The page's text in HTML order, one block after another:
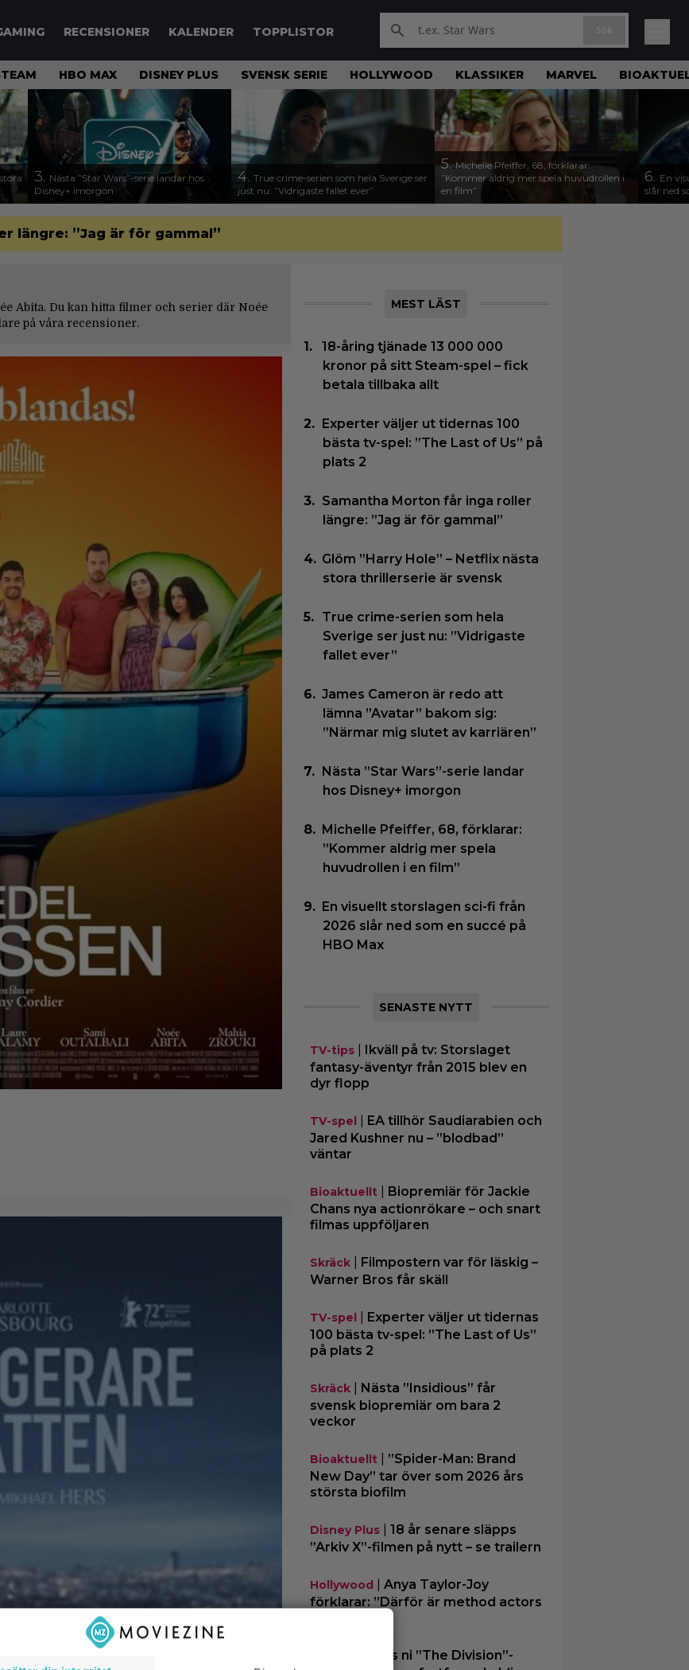
RECENSIONER KALENDER TOPPLISTOR
HBO MAX DISNEY PLUS SVENSK SERIE HOLLYWOOD KLASSIKER MARVEL
3. Nästa ”Star Wars”-serie landar hos
Disney+ imorgon
4. True crime-serien som hela Sverige ser
just nu: ”Vidrigaste fallet ever”
5.Michelle Pfeiffer, 68, förklarar:
”Kommer aldrig mer spela huvudrollen i
en film”
6. En
slår ned
längre: ”Jag är för gammal”
Abita. Du kan hitta filmer och serier där Noée
på våra recensioner.
MEST LÄST
18-åring tjänade 13 000 000
kronor på sitt Steam-spel – fick
betala tillbaka allt
Experter väljer ut tidernas 100
bästa tv-spel: ”The Last of Us” på
plats 2
Samantha Morton får inga roller
längre: ”Jag är för gammal”
Glöm ”Harry Hole” – Netflix nästa
stora thrillerserie är svensk
True crime-serien som hela
Sverige ser just nu: ”Vidrigaste
fallet ever”
James Cameron är redo att
lämna ”Avatar” bakom sig:
”Närmar mig slutet av karriären”
Nästa ”Star Wars”-serie landar
hos Disney+ imorgon
Michelle Pfeiffer, 68, förklarar:
”Kommer aldrig mer spela
huvudrollen i en film”
En visuellt storslagen sci-fi från
2026 slår ned som en succé på
HBO Max
SENASTE NYTT
TV-tips| Ikväll på tv: Storslaget
fantasy-äventyr från 2015 blev en
dyr flopp
TV-spel
EA tillhör Saudiarabien och
Jared Kushner nu – ”blodbad”
väntar
Bioaktuellt| Biopremiär för Jackie
Chans nya actionrökare – och snart
filmas uppföljaren
Skräck| Filmpostern var för läskig –
Warner Bros får skäll
TV-spel
Experter väljer ut tidernas
100 bästa tv-spel: ”The Last of Us”
på plats 2
Skräck| Nästa ”Insidious” får
svensk biopremiär om bara 2
veckor
Bioaktuellt| ”Spider-Man: Brand
New Day” tar över som 2026 års
största biofilm
Disney Plus| 18 år senare släpps
”Arkiv X”-filmen på nytt – se trailern
Hollywood
Anya Taylor-Joy
förklarar: ”Därför är method actors
Minns ni ”The Division”-